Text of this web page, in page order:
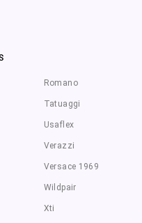
Romano
Tatuaggi
Usaflex
Verazzi
Versace 1969
Wildpair
Xti